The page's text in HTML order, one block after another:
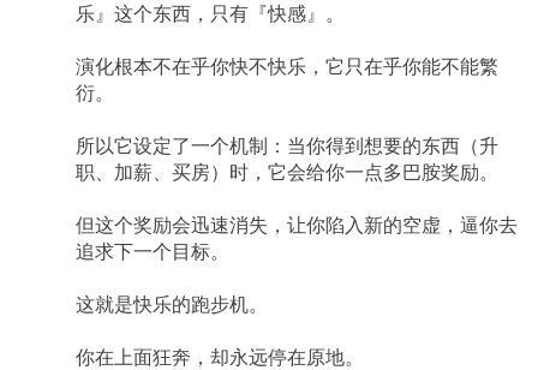
乐』这个东西，只有『快感』。
演化根本不在乎你快不快乐，它只在乎你能不能繁
衍。
所以它设定了一个机制：当你得到想要的东西（升
职、加薪、买房）时，它会给你一点多巴胺奖励。
但这个奖励会迅速消失，让你陷入新的空虚，逼你去
追求下一个目标。
这就是快乐的跑步机。
你在上面狂奔，却永远停在原地。